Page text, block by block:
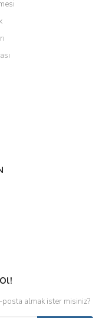
posta almak ister misiniz?